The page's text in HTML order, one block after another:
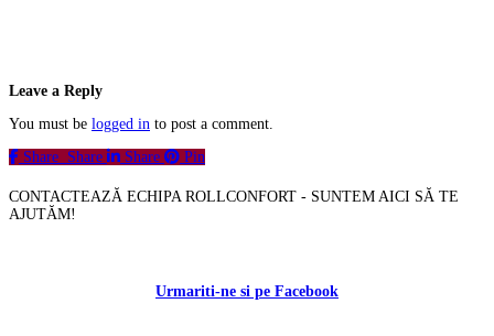
Leave a Reply
You must be logged in to post a comment.
Share Share Share Pin
CONTACTEAZĂ ECHIPA ROLLCONFORT - SUNTEM AICI SĂ TE
AJUTĂM!
Urmariti-ne si pe Facebook